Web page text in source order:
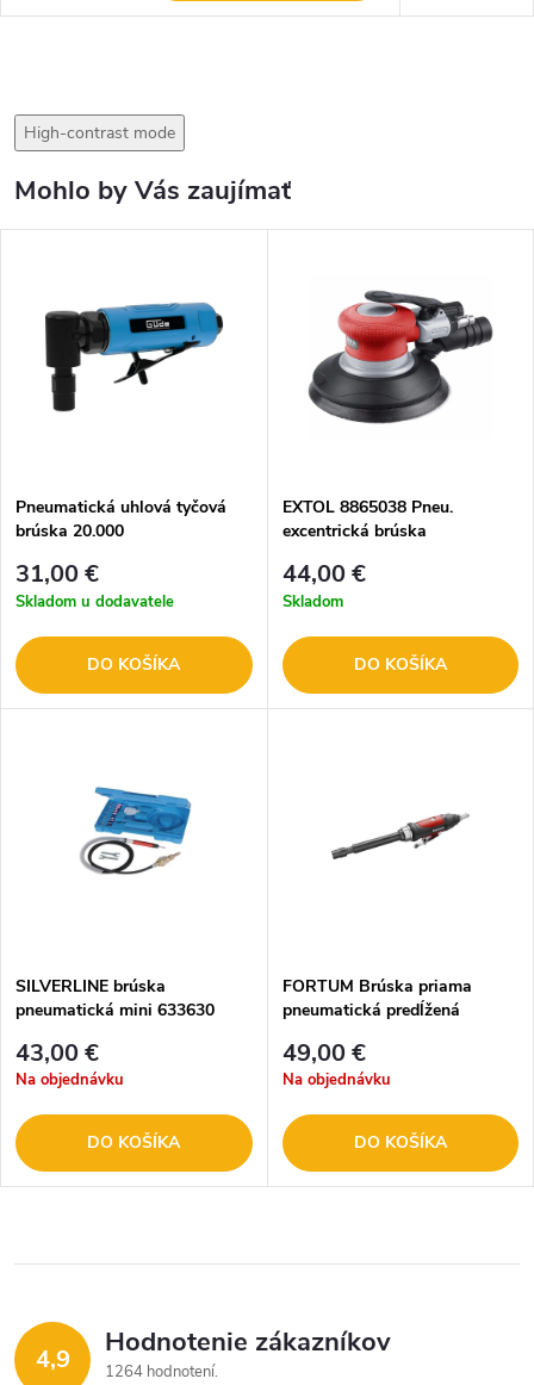
High-contrast mode
Mohlo by Vás zaujímať
Pneumatická uhlová tyčová
brúska 20.000
31,00 €
Skladom u dodavatele
DO KOŠÍKA
EXTOL 8865038 Pneu.
excentrická brúska
44,00 €
Skladom
DO KOŠÍKA
SILVERLINE brúska
pneumatická mini 633630
43,00 €
Na objednávku
DO KOŠÍKA
FORTUM Brúska priama
pneumatická predĺžená
49,00 €
Na objednávku
DO KOŠÍKA
4,9 Hodnotenie zákazníkov
1264 hodnotení